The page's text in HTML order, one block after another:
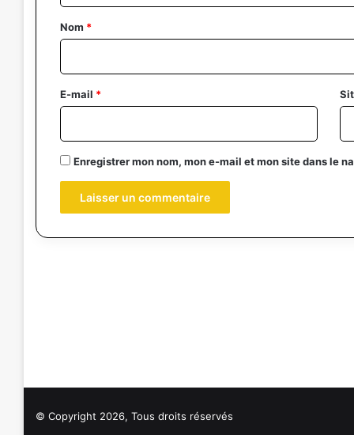
a
i
r
e
Nom *
E-mail *
Enregistrer mon nom, mon e-mail et mon site dans le
© Copyright 2026, Tous droits réservés